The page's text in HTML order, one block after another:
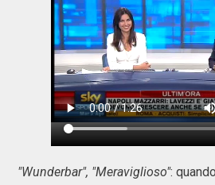
"Wunderbar", "Meraviglioso":